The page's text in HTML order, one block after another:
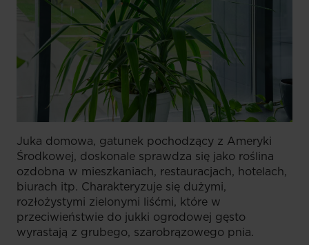
Juka domowa, gatunek pochodzący z Ameryki
Środkowej, doskonale sprawdza się jako roślina
ozdobna w mieszkaniach, restauracjach, hotelach,
biurach itp. Charakteryzuje się dużymi,
rozłożystymi zielonymi liśćmi, które w
przeciwieństwie do jukki ogrodowej gęsto
wyrastają z grubego, szarobrązowego pnia.